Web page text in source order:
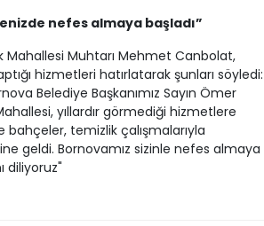
nefes almaya başladı”
Muhtarı Mehmet Canbolat,
hizmetleri hatırlatarak şunları söyledi:
Belediye Başkanımız Sayın Ömer
yıllardır görmediği hizmetlere
bahçeler, temizlik çalışmalarıyla
geldi. Bornovamız sizinle nefes almaya
diliyoruz"